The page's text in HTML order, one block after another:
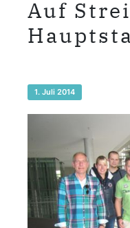
Auf
1. Juli 2014